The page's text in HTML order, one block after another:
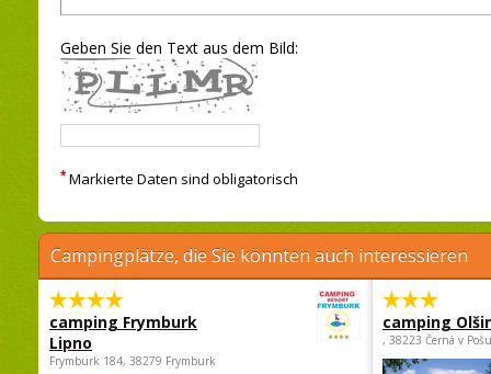
Geben Sie den Text aus dem Bild:
* Markierte Daten sind obligatorisch
Campingplätze, die Sie könnten auch interessieren
camping Frymburk
Lipno
Frymburk 184, 38279 Frymburk
camping
, 38223 Černá v